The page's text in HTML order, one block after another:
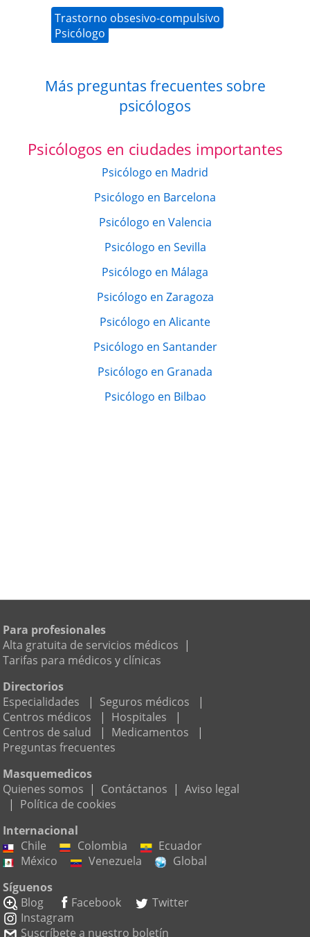
Trastorno obsesivo-compulsivo
Psicólogo
Más preguntas frecuentes sobre
psicólogos
Psicólogos en ciudades importantes
Psicólogo en Madrid
Psicólogo en Barcelona
Psicólogo en Valencia
Psicólogo en Sevilla
Psicólogo en Málaga
Psicólogo en Zaragoza
Psicólogo en Alicante
Psicólogo en Santander
Psicólogo en Granada
Psicólogo en Bilbao
Para profesionales
Alta gratuita de servicios médicos |
Tarifas para médicos y clínicas
Directorios
Especialidades
| Seguros médicos
|
Centros médicos
| Hospitales
|
Centros de salud
| Medicamentos
|
Preguntas frecuentes
Masquemedicos
Quienes somos | Contáctanos | Aviso legal
| Política de cookies
Internacional
Chile
Colombia
Ecuador
México
Venezuela
Global
Síguenos
Blog
Facebook
Twitter
Instagram
Suscríbete a nuestro boletín